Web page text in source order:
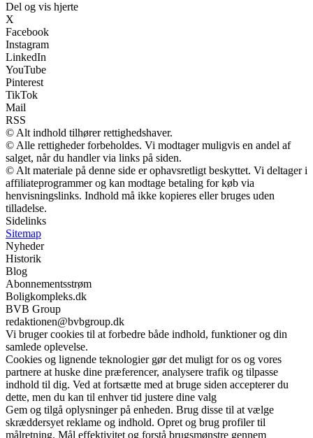
Del og vis hjerte
X
Facebook
Instagram
LinkedIn
YouTube
Pinterest
TikTok
Mail
RSS
© Alt indhold tilhører rettighedshaver.
© Alle rettigheder forbeholdes. Vi modtager muligvis en andel af
salget, når du handler via links på siden.
© Alt materiale på denne side er ophavsretligt beskyttet. Vi deltager i
affiliateprogrammer og kan modtage betaling for køb via
henvisningslinks. Indhold må ikke kopieres eller bruges uden
tilladelse.
Sidelinks
Sitemap
Nyheder
Historik
Blog
Abonnementsstrøm
Boligkompleks.dk
BVB Group
redaktionen@bvbgroup.dk
Vi bruger cookies til at forbedre både indhold, funktioner og din
samlede oplevelse.
Cookies og lignende teknologier gør det muligt for os og vores
partnere at huske dine præferencer, analysere trafik og tilpasse
indhold til dig. Ved at fortsætte med at bruge siden accepterer du
dette, men du kan til enhver tid justere dine valg
Gem og tilgå oplysninger på enheden. Brug disse til at vælge
skræddersyet reklame og indhold. Opret og brug profiler til
målretning. Mål effektivitet og forstå brugsmønstre gennem